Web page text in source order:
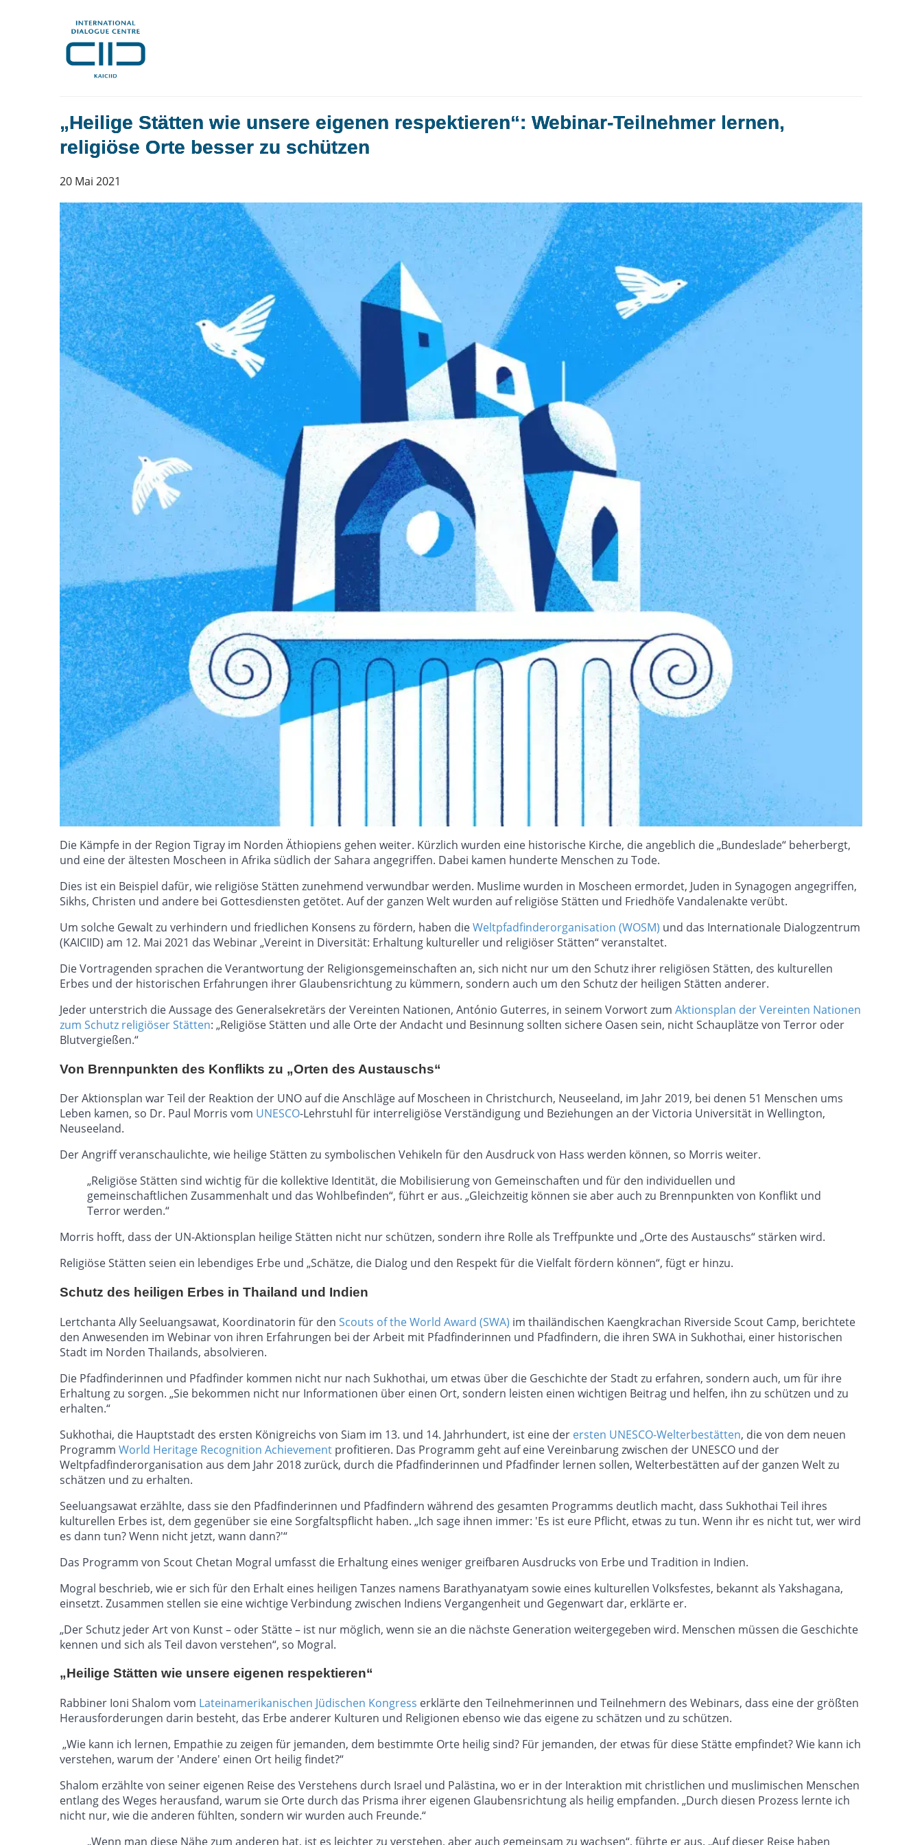
„Heilige Stätten wie unsere eigenen respektieren“: Webinar-Teilnehmer lernen,
religiöse Orte besser zu schützen
20 Mai 2021
Die Kämpfe in der Region Tigray im Norden Äthiopiens gehen weiter. Kürzlich wurden eine historische Kirche, die angeblich die „Bundeslade“ beherbergt,
und eine der ältesten Moscheen in Afrika südlich der Sahara angegriffen. Dabei kamen hunderte Menschen zu Tode.
Dies ist ein Beispiel dafür, wie religiöse Stätten zunehmend verwundbar werden. Muslime wurden in Moscheen ermordet, Juden in Synagogen angegriffen,
Sikhs, Christen und andere bei Gottesdiensten getötet. Auf der ganzen Welt wurden auf religiöse Stätten und Friedhöfe Vandalenakte verübt.
Um solche Gewalt zu verhindern und friedlichen Konsens zu fördern, haben dieWeltpfadfinderorganisation (WOSM) und das Internationale Dialogzentrum
(KAICIID) am 12. Mai 2021 das Webinar „Vereint in Diversität: Erhaltung kultureller und religiöser Stätten“ veranstaltet.
Die Vortragenden sprachen die Verantwortung der Religionsgemeinschaften an, sich nicht nur um den Schutz ihrer religiösen Stätten, des kulturellen
Erbes und der historischen Erfahrungen ihrer Glaubensrichtung zu kümmern, sondern auch um den Schutz der heiligen Stätten anderer.
Jeder unterstrich die Aussage des Generalsekretärs der Vereinten Nationen, António Guterres, in seinem Vorwort zum Aktionsplan der Vereinten Nationen
zum Schutz religiöser Stätten: „Religiöse Stätten und alle Orte der Andacht und Besinnung sollten sichere Oasen sein, nicht Schauplätze von Terror oder
Blutvergießen.“
Von Brennpunkten des Konflikts zu „Orten des Austauschs“
Der Aktionsplan war Teil der Reaktion der UNO auf die Anschläge auf Moscheen in Christchurch, Neuseeland, im Jahr 2019, bei denen 51 Menschen ums
Leben kamen, so Dr. Paul Morris vom UNESCO-Lehrstuhl für interreligiöse Verständigung und Beziehungen an der Victoria Universität in Wellington,
Neuseeland.
Der Angriff veranschaulichte, wie heilige Stätten zu symbolischen Vehikeln für den Ausdruck von Hass werden können, so Morris weiter.
„Religiöse Stätten sind wichtig für die kollektive Identität, die Mobilisierung von Gemeinschaften und für den individuellen und
gemeinschaftlichen Zusammenhalt und das Wohlbefinden“, führt er aus. „Gleichzeitig können sie aber auch zu Brennpunkten von Konflikt und
Terror werden.“
Morris hofft, dass der UN-Aktionsplan heilige Stätten nicht nur schützen, sondern ihre Rolle als Treffpunkte und „Orte des Austauschs“ stärken wird.
Religiöse Stätten seien ein lebendiges Erbe und „Schätze, die Dialog und den Respekt für die Vielfalt fördern können“, fügt er hinzu.
Schutz des heiligen Erbes in Thailand und Indien
Lertchanta Ally Seeluangsawat, Koordinatorin für den Scouts of the World Award (SWA) im thailändischen Kaengkrachan Riverside Scout Camp, berichtete
den Anwesenden im Webinar von ihren Erfahrungen bei der Arbeit mit Pfadfinderinnen und Pfadfindern, die ihren SWA in Sukhothai, einer historischen
Stadt im Norden Thailands, absolvieren.
Die Pfadfinderinnen und Pfadfinder kommen nicht nur nach Sukhothai, um etwas über die Geschichte der Stadt zu erfahren, sondern auch, um für ihre
Erhaltung zu sorgen. „Sie bekommen nicht nur Informationen über einen Ort, sondern leisten einen wichtigen Beitrag und helfen, ihn zu schützen und zu
erhalten.“
Sukhothai, die Hauptstadt des ersten Königreichs von Siam im 13. und 14. Jahrhundert, ist eine der ersten UNESCO-Welterbestätten, die von dem neuen
Programm World Heritage Recognition Achievement profitieren. Das Programm geht auf eine Vereinbarung zwischen der UNESCO und der
Weltpfadfinderorganisation aus dem Jahr 2018 zurück, durch die Pfadfinderinnen und Pfadfinder lernen sollen, Welterbestätten auf der ganzen Welt zu
schätzen und zu erhalten.
Seeluangsawat erzählte, dass sie den Pfadfinderinnen und Pfadfindern während des gesamten Programms deutlich macht, dass Sukhothai Teil ihres
kulturellen Erbes ist, dem gegenüber sie eine Sorgfaltspflicht haben. „Ich sage ihnen immer: 'Es ist eure Pflicht, etwas zu tun. Wenn ihr es nicht tut, wer wird
es dann tun? Wenn nicht jetzt, wann dann?'“
Das Programm von Scout Chetan Mogral umfasst die Erhaltung eines weniger greifbaren Ausdrucks von Erbe und Tradition in Indien.
Mogral beschrieb, wie er sich für den Erhalt eines heiligen Tanzes namens Barathyanatyam sowie eines kulturellen Volksfestes, bekannt als Yakshagana,
einsetzt. Zusammen stellen sie eine wichtige Verbindung zwischen Indiens Vergangenheit und Gegenwart dar, erklärte er.
„Der Schutz jeder Art von Kunst – oder Stätte – ist nur möglich, wenn sie an die nächste Generation weitergegeben wird. Menschen müssen die Geschichte
kennen und sich als Teil davon verstehen“, so Mogral.
„Heilige Stätten wie unsere eigenen respektieren“
Rabbiner Ioni Shalom vom Lateinamerikanischen Jüdischen Kongress erklärte den Teilnehmerinnen und Teilnehmern des Webinars, dass eine der größten
Herausforderungen darin besteht, das Erbe anderer Kulturen und Religionen ebenso wie das eigene zu schätzen und zu schützen.
„Wie kann ich lernen, Empathie zu zeigen für jemanden, dem bestimmte Orte heilig sind? Für jemanden, der etwas für diese Stätte empfindet? Wie kann ich
verstehen, warum der 'Andere' einen Ort heilig findet?“
Shalom erzählte von seiner eigenen Reise des Verstehens durch Israel und Palästina, wo er in der Interaktion mit christlichen und muslimischen Menschen
entlang des Weges herausfand, warum sie Orte durch das Prisma ihrer eigenen Glaubensrichtung als heilig empfanden. „Durch diesen Prozess lernte ich
nicht nur, wie die anderen fühlten, sondern wir wurden auch Freunde.“
„Wenn man diese Nähe zum anderen hat, ist es leichter zu verstehen, aber auch gemeinsam zu wachsen“, führte er aus. „Auf dieser Reise haben